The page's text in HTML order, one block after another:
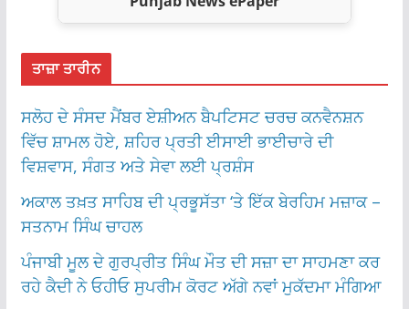
ਤਾਜ਼ਾ ਤਾਰੀਨ
ਸਲੋਹ ਦੇ ਸੰਸਦ ਮੈਂਬਰ ਏਸ਼ੀਅਨ ਬੈਪਟਿਸਟ ਚਰਚ ਕਨਵੈਨਸ਼ਨ
ਵਿੱਚ ਸ਼ਾਮਲ ਹੋਏ, ਸ਼ਹਿਰ ਪ੍ਰਤੀ ਈਸਾਈ ਭਾਈਚਾਰੇ ਦੀ
ਵਿਸ਼ਵਾਸ, ਸੰਗਤ ਅਤੇ ਸੇਵਾ ਲਈ ਪ੍ਰਸ਼ੰਸ
ਅਕਾਲ ਤਖ਼ਤ ਸਾਹਿਬ ਦੀ ਪ੍ਰਭੂਸੱਤਾ ‘ਤੇ ਇੱਕ ਬੇਰਹਿਮ ਮਜ਼ਾਕ –
ਸਤਨਾਮ ਸਿੰਘ ਚਾਹਲ
ਪੰਜਾਬੀ ਮੂਲ ਦੇ ਗੁਰਪ੍ਰੀਤ ਸਿੰਘ ਮੌਤ ਦੀ ਸਜ਼ਾ ਦਾ ਸਾਹਮਣਾ ਕਰ
ਰਹੇ ਕੈਦੀ ਨੇ ਓਹੀਓ ਸੁਪਰੀਮ ਕੋਰਟ ਅੱਗੇ ਨਵਾਂ ਮੁਕੱਦਮਾ ਮੰਗਿਆ